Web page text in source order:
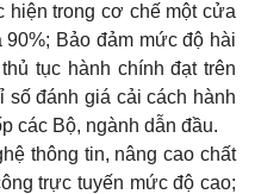
hiện trong cơ chế một cửa
Bảo đảm mức độ hài
tục hành chính đạt trên
đánh giá cải cách hành
các Bộ, ngành dẫn đầu.
thông tin, nâng cao chất
trực tuyến mức độ cao;